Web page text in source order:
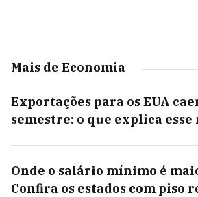
Mais de Economia
Exportações para os EUA
semestre: o que explica
Onde o salário mínimo é
Confira os estados com piso